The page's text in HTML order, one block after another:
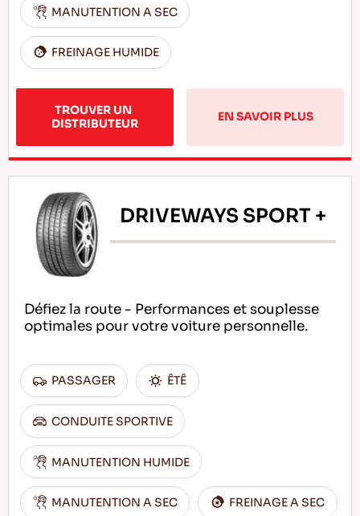
MANUTENTION A SEC
FREINAGE HUMIDE
TROUVER UN
DISTRIBUTEUR
EN SAVOIR PLUS
DRIVEWAYS SPORT +
Défiez la route - Performances et souplesse
optimales pour votre voiture personnelle.
PASSAGER ÊTÊ
CONDUITE SPORTIVE
MANUTENTION HUMIDE
MANUTENTION A SEC FREINAGE A SEC